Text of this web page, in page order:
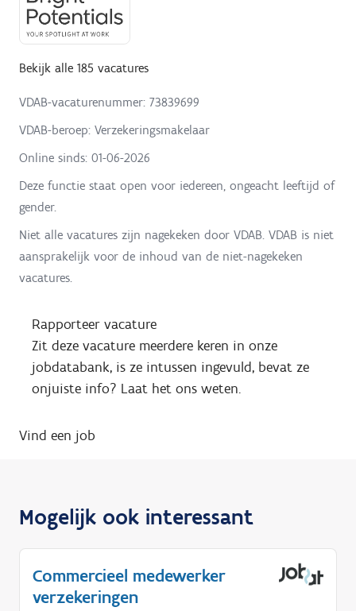
Bekijk alle 185 vacatures
VDAB-vacaturenummer: 73839699
VDAB-beroep: Verzekeringsmakelaar
Online sinds: 01-06-2026
Deze functie staat open voor iedereen, ongeacht leeftijd of
gender.
Niet alle vacatures zijn nagekeken door VDAB. VDAB is niet
aansprakelijk voor de inhoud van de niet-nagekeken
vacatures.
Rapporteer vacature
Zit deze vacature meerdere keren in onze
jobdatabank, is ze intussen ingevuld, bevat ze
onjuiste info? Laat het ons weten.
Vind een job
Mogelijk ook interessant
Commercieel medewerker
verzekeringen